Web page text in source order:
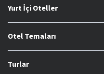
Yurt İçi Oteller
Otel Temaları
Turlar